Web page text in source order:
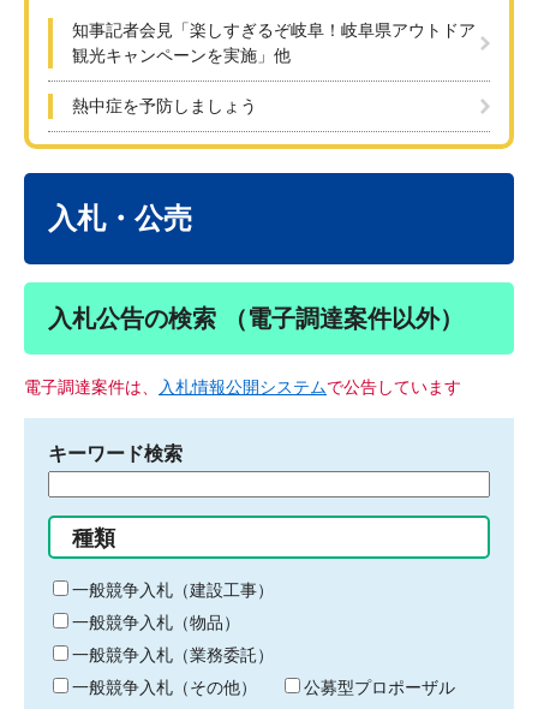
知事記者会見「楽しすぎるぞ岐阜！岐阜県アウトドア
観光キャンペーンを実施」他
熱中症を予防しましょう
入札・公売
入札公告の検索 （電子調達案件以外）
電子調達案件は、 入札情報公開システムで公告しています
キーワード検索
る
キ
ー
ワ
ー
ド
種類
一般競争入札（建設工事）
一般競争入札（物品）
一般競争入札（業務委託）
一般競争入札（その他）
公募型プロポーザル